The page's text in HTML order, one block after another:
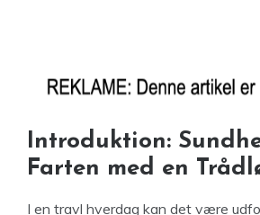
Introduktion:
Farten med en
I en travl hverdag kan det være